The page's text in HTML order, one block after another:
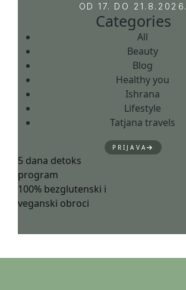
OD 17. DO 21.8.2026.
Categories
All
Beauty
Blog
Healthy you
Ishrana
Lifestyle
Tatjana travels
PRIJAVA
5 dana detoks
program
100% bezglutenski i
veganski obroci